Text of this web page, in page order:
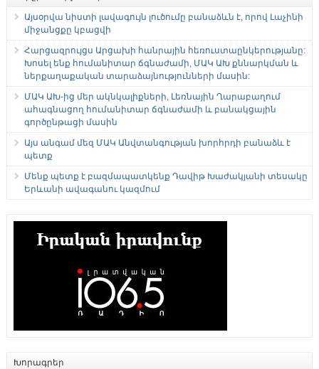
Այսօրվա նիստի լավագույն լուծումը բանաձևն է, որով Լաչինի
միջանցքը կբացվի
Հարցազրույցս Արցախի հանրային հեռուստաընկերությանը:
Խոսել ենք հումանիտար ճգնաժամի, ՄԱԿ ԱԽ քննարկման և
ներքաղաքական տարաձայնությունների մասին:
ՄԱԿ ԱԽ-ից մեր ակնկալիքների, Լեռնային Ղարաբաղում
ահագնացող հումանիտար ճգնաժամի և բանակցային
գործընթացի մասին
Այս անգամ մեզ ՄԱԿ Անվտանգության խորհրդի բանաձև է
պետք
Մենք պետք է բազմապատկենք Դավիթ Խաժակյանի տեսակը
Երևանի ավագանու կազմում
Խորագրեր